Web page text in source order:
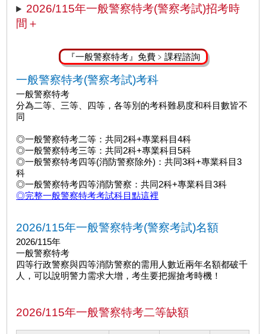
2026/115年一般警察特考(警察考試)招考時
間＋
『一般警察特考』免費﹥課程諮詢
一般警察特考(警察考試)考科
一般警察特考
分為二等、三等、四等，各等別的考科難易度和科目數皆不
同
◎一般警察特考二等：共同2科+專業科目4科
◎一般警察特考三等：共同2科+專業科目5科
◎一般警察特考四等(消防警察除外)：共同3科+專業科目3
科
◎一般警察特考四等消防警察：共同2科+專業科目3科
◎完整一般警察特考考試科目點這裡
2026/115年一般警察特考(警察考試)名額
2026/115年
一般警察特考
四等行政警察與四等消防警察的需用人數近兩年名額都破千
人，可以說明警力需求大增，考生要把握搶考時機！
2026/115年一般警察特考二等缺額